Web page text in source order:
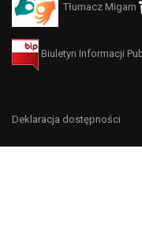
Tłumacz Migam
Biuletyn Informacji
Deklaracja dostępności